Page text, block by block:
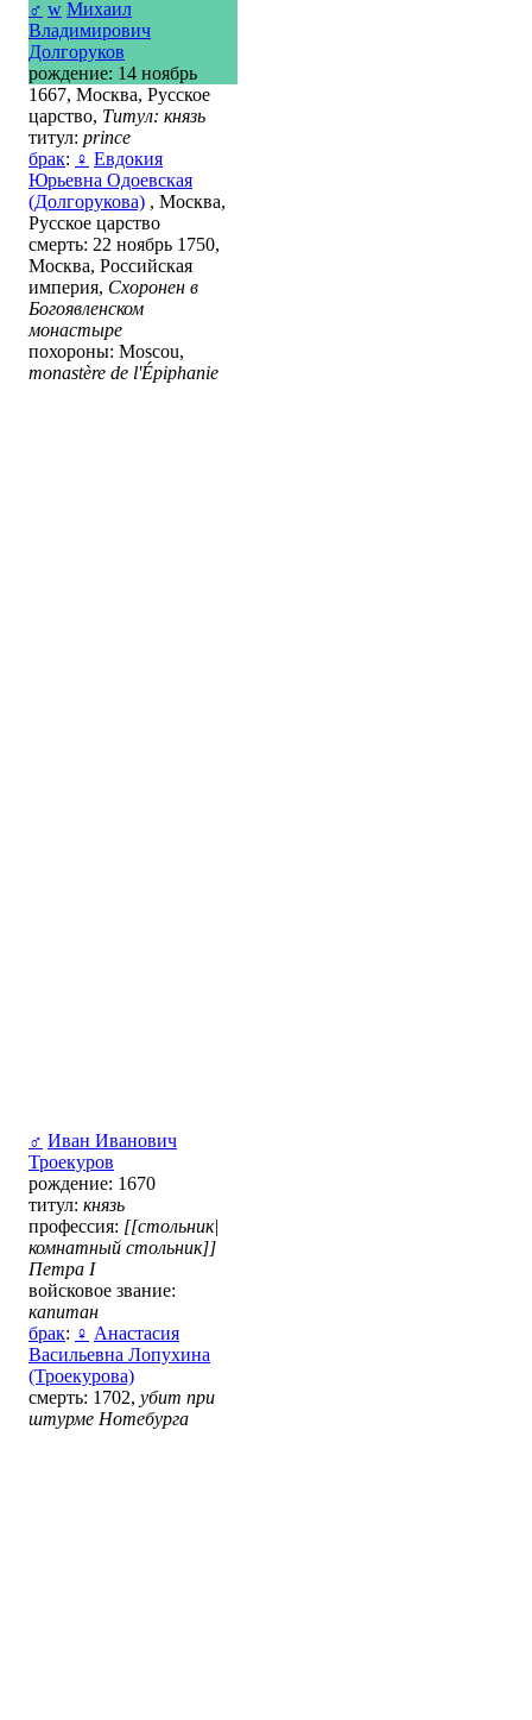
♂ w Михаил
Владимирович
Долгоруков
рождение: 14 ноябрь
1667, Москва, Русское
царство, Титул: князь
титул: prince
брак: ♀ Евдокия
Юрьевна Одоевская
(Долгорукова) , Москва,
Русское царство
смерть: 22 ноябрь 1750,
Москва, Российская
империя, Схоронен в
Богоявленском
монастыре
похороны: Moscou,
monastère de l'Épiphanie
♂ Иван Иванович
Троекуров
рождение: 1670
титул: князь
профессия: [[стольник|
комнатный стольник]]
Петра І
войсковое звание:
капитан
брак: ♀ Анастасия
Васильевна Лопухина
(Троекурова)
смерть: 1702, убит при
штурме Нотебурга